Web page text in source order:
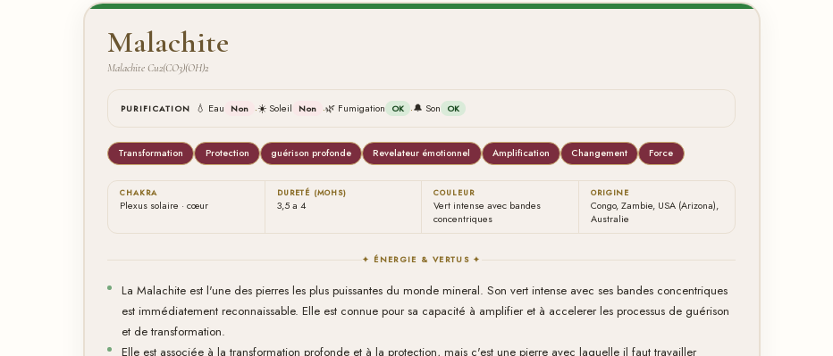
Malachite
Malachite Cu2(CO3)(OH)2
PURIFICATION 💧 Eau Non ·☀️ Soleil Non ·🌿 Fumigation OK ·🔔 Son OK
Transformation Protection guérison profonde Revelateur émotionnel Amplification Changement Force
CHAKRA
Plexus solaire · cœur
DURETÉ (MOHS)
3,5 a 4
COULEUR
Vert intense avec bandes
concentriques
ORIGINE
Congo, Zambie, USA (Arizona),
Australie
✦ ÉNERGIE & VERTUS ✦
La Malachite est l'une des pierres les plus puissantes du monde mineral. Son vert intense avec ses bandes concentriques
est immédiatement reconnaissable. Elle est connue pour sa capacité à amplifier et à accelerer les processus de guérison
et de transformation.
Elle est associée à la transformation profonde et à la protection, mais c'est une pierre avec laquelle il faut travailler